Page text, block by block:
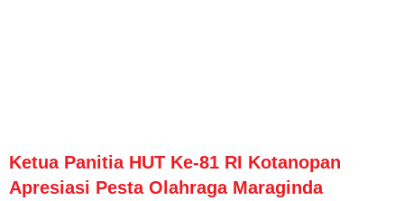
Ketua Panitia HUT Ke-81 RI Kotanopan
Apresiasi Pesta Olahraga Maraginda